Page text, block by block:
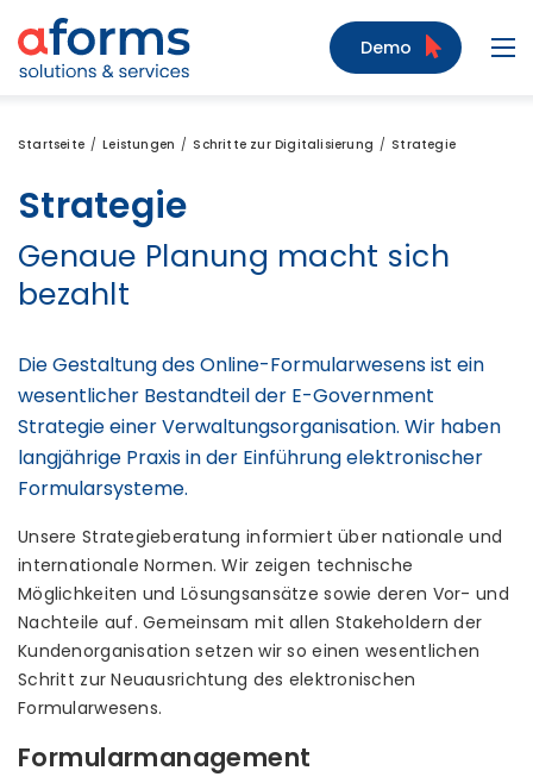
Zum Inhalt
Zum Menü
Zur Suche
Demo
Startseite Leistungen Schritte zur Digitalisierung Strategie
Strategie
Genaue Planung macht sich
bezahlt
Die Gestaltung des Online-Formularwesens ist ein
wesentlicher Bestandteil der E-Government
Strategie einer Verwaltungsorganisation. Wir haben
langjährige Praxis in der Einführung elektronischer
Formularsysteme.
Unsere Strategieberatung informiert über nationale und
internationale Normen. Wir zeigen technische
Möglichkeiten und Lösungsansätze sowie deren Vor- und
Nachteile auf. Gemeinsam mit allen Stakeholdern der
Kundenorganisation setzen wir so einen wesentlichen
Schritt zur Neuausrichtung des elektronischen
Formularwesens.
Formularmanagement